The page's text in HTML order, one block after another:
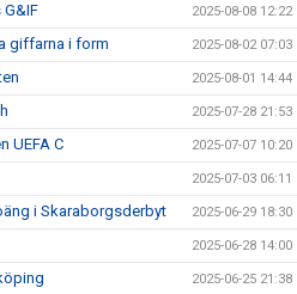
2025-08-08 12:22
giffarna i form 2025-08-02 07:03
2025-08-01 14:44
2025-07-28 21:53
UEFA C 2025-07-07 10:20
2025-07-03 06:11
i Skaraborgsderbyt 2025-06-29 18:30
2025-06-28 14:00
2025-06-25 21:38